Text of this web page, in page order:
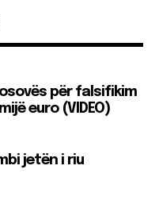
për falsifikim
euro (VIDEO)
jetën i riu